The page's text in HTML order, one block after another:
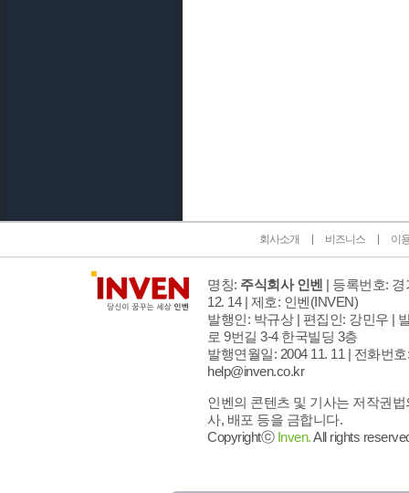
회사소개 비즈니스 이
명칭: 주식회사 인벤 | 등록번호:
12. 14 | 제호: 인벤(INVEN)
발행인: 박규상 | 편집인: 강민우 |
로 9번길 3-4 한국빌딩 3층
발행연월일: 2004 11. 11 | 전화번호
help@inven.co.kr
인벤의 콘텐츠 및 기사는 저작권
사, 배포 등을 금합니다.
Copyrightⓒ Inven.All rights